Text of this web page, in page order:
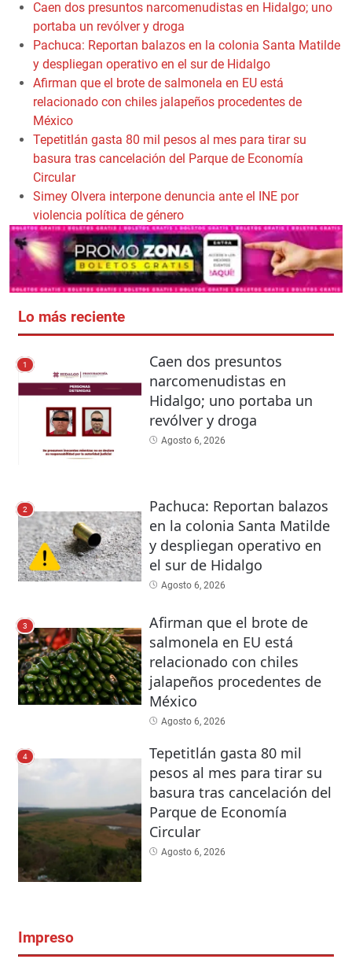
Caen dos presuntos narcomenudistas en Hidalgo; uno
portaba un revólver y droga
Pachuca: Reportan balazos en la colonia Santa Matilde
y despliegan operativo en el sur de Hidalgo
Afirman que el brote de salmonela en EU está
relacionado con chiles jalapeños procedentes de
México
Tepetitlán gasta 80 mil pesos al mes para tirar su
basura tras cancelación del Parque de Economía
Circular
Simey Olvera interpone denuncia ante el INE por
violencia política de género
Lo más reciente
1
Caen dos presuntos
narcomenudistas en
Hidalgo; uno portaba un
revólver y droga
Agosto 6, 2026
2
Pachuca: Reportan balazos
en la colonia Santa Matilde
y despliegan operativo en
el sur de Hidalgo
Agosto 6, 2026
3
Afirman que el brote de
salmonela en EU está
relacionado con chiles
jalapeños procedentes de
México
Agosto 6, 2026
4
Tepetitlán gasta 80 mil
pesos al mes para tirar su
basura tras cancelación del
Parque de Economía
Circular
Agosto 6, 2026
Impreso